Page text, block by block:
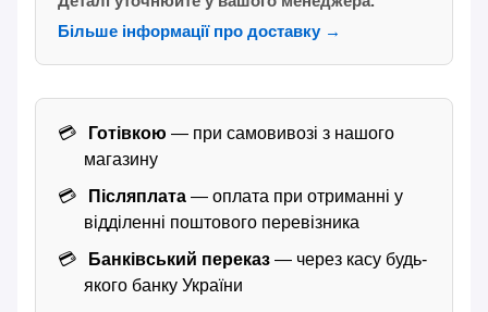
Більше інформації про доставку →
Готівкою — при самовивозі з нашого
магазину
Післяплата — оплата при отриманні у
відділенні поштового перевізника
Банківський переказ — через касу будь-
якого банку України